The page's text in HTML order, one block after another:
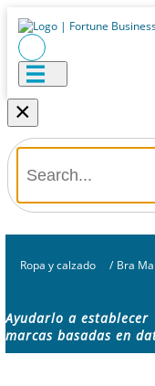
×
Ropa y calzado / Bra
Ayudarlo a establecer
marcas basadas en